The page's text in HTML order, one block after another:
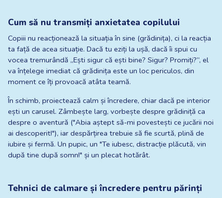
Cum să nu transmiți anxietatea copilului
Copiii nu reacționează la situația în sine (grădinița), ci la reacția
ta față de acea situație. Dacă tu eziți la ușă, dacă îi spui cu
vocea tremurândă „Ești sigur că ești bine? Sigur? Promiți?”, el
va înțelege imediat că grădinița este un loc periculos, din
moment ce îți provoacă atâta teamă.
În schimb, proiectează calm și încredere, chiar dacă pe interior
ești un carusel. Zâmbește larg, vorbește despre grădiniță ca
despre o aventură ("Abia aștept să-mi povestești ce jucării noi
ai descoperit!"), iar despărțirea trebuie să fie scurtă, plină de
iubire și fermă. Un pupic, un "Te iubesc, distracție plăcută, vin
după tine după somn!" și un plecat hotărât.
Tehnici de calmare și încredere pentru părinți